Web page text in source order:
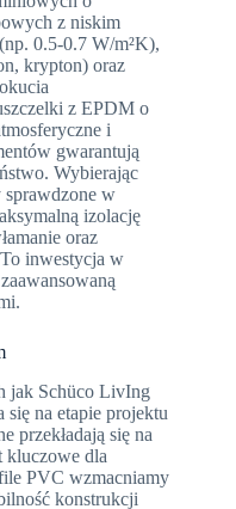
z niskim
0.5-0.7 W/m²K),
krypton) oraz
z EPDM o
i
gwarantują
Wybierając
sprawdzone w
izolację
oraz
inwestycja w
jak Schüco LivIng
na etapie projektu
przekładają się na
kluczowe dla
PVC wzmacniamy
konstrukcji